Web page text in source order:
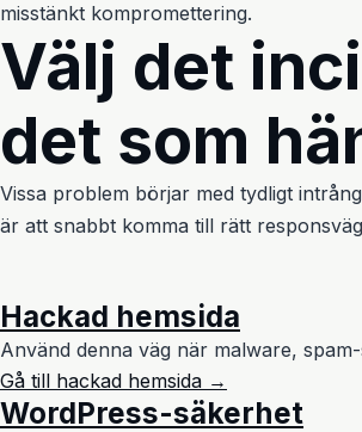
misstänkt kompromettering.
Välj det
det som
Vissa problem börjar med tydligt
är att snabbt komma till rätt
Hackad hemsida
Använd denna väg när malware,
Gå till hackad hemsida →
WordPress-säkerhet